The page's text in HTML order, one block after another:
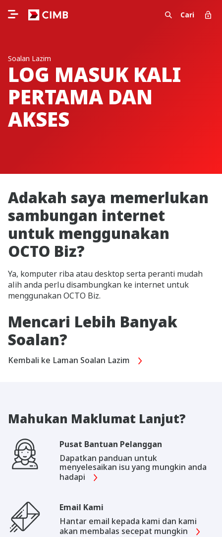
Cari
Soalan Lazim
LOG MASUK KALI
PERTAMA DAN
AKSES
Adakah saya memerlukan
sambungan internet
untuk menggunakan
OCTO Biz?
Ya, komputer riba atau desktop serta peranti mudah
alih anda perlu disambungkan ke internet untuk
menggunakan OCTO Biz.
Mencari Lebih Banyak
Soalan?
Kembali ke Laman Soalan Lazim
Mahukan Maklumat Lanjut?
Pusat Bantuan Pelanggan
Dapatkan panduan untuk
menyelesaikan isu yang mungkin anda
hadapi
Email Kami
Hantar email kepada kami dan kami
akan membalas secepat mungkin